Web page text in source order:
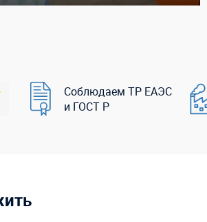
Соблюдаем ТР ЕАЭС
и ГОСТ Р